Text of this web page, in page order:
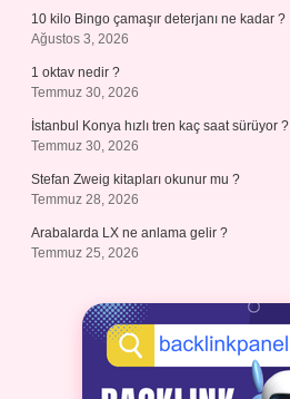
10 kilo Bingo çamaşır deterjanı ne kadar ?
Ağustos 3, 2026
1 oktav nedir ?
Temmuz 30, 2026
İstanbul Konya hızlı tren kaç saat sürüyor ?
Temmuz 30, 2026
Stefan Zweig kitapları okunur mu ?
Temmuz 28, 2026
Arabalarda LX ne anlama gelir ?
Temmuz 25, 2026